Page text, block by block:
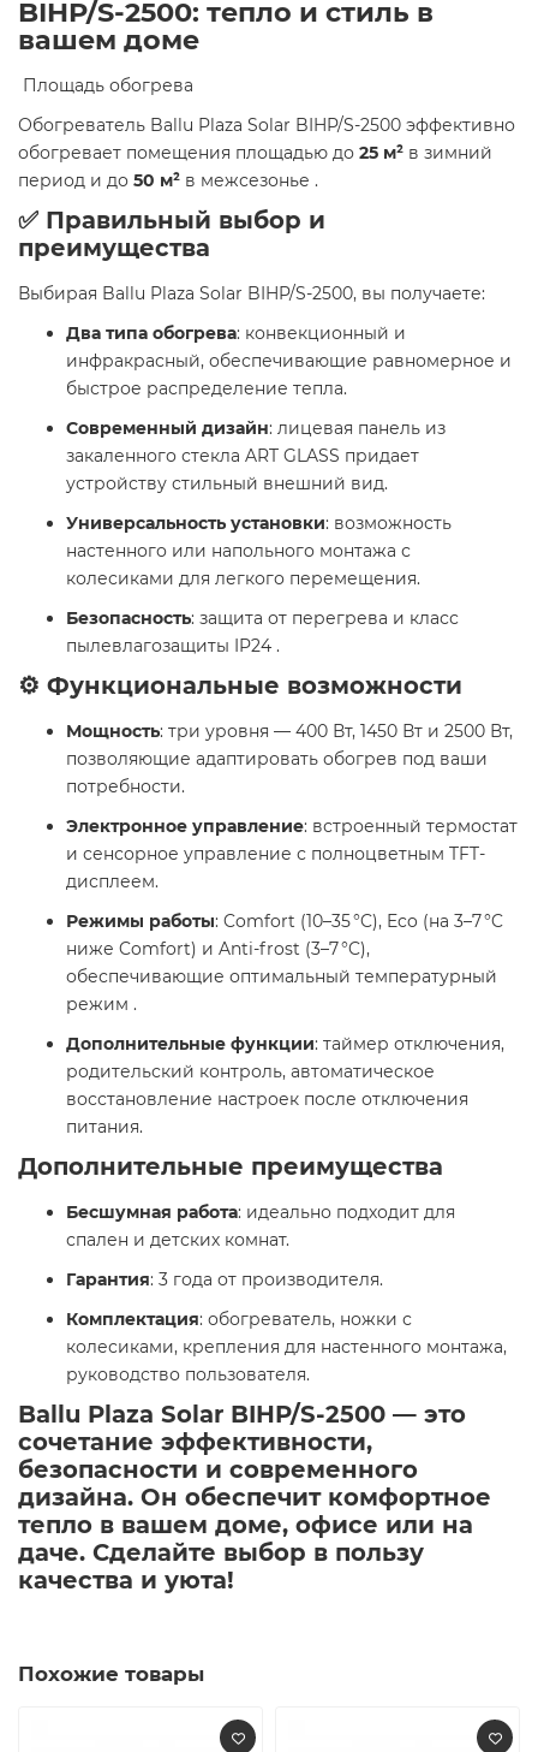
BIHP/S-2500: тепло и стиль в
вашем доме
​ Площадь обогрева
Обогреватель Ballu Plaza Solar BIHP/S-2500 эффективно
обогревает помещения площадью до 25 м² в зимний
период и до 50 м² в межсезонье .​
✅ Правильный выбор и
преимущества
Выбирая Ballu Plaza Solar BIHP/S-2500, вы получаете:​
Два типа обогрева: конвекционный и
инфракрасный, обеспечивающие равномерное и
быстрое распределение тепла.
Современный дизайн: лицевая панель из
закаленного стекла ART GLASS придает
устройству стильный внешний вид.
Универсальность установки: возможность
настенного или напольного монтажа с
колесиками для легкого перемещения.
Безопасность: защита от перегрева и класс
пылевлагозащиты IP24 .​
⚙️ Функциональные возможности
Мощность: три уровня — 400 Вт, 1450 Вт и 2500 Вт,
позволяющие адаптировать обогрев под ваши
потребности.
Электронное управление: встроенный термостат
и сенсорное управление с полноцветным TFT-
дисплеем.
Режимы работы: Comfort (10–35 °C), Eco (на 3–7 °C
ниже Comfort) и Anti-frost (3–7 °C),
обеспечивающие оптимальный температурный
режим .
Дополнительные функции: таймер отключения,
родительский контроль, автоматическое
восстановление настроек после отключения
питания.​
Дополнительные преимущества
Бесшумная работа: идеально подходит для
спален и детских комнат.
Гарантия: 3 года от производителя.
Комплектация: обогреватель, ножки с
колесиками, крепления для настенного монтажа,
руководство пользователя.​
Ballu Plaza Solar BIHP/S-2500 — это
сочетание эффективности,
безопасности и современного
дизайна. Он обеспечит комфортное
тепло в вашем доме, офисе или на
даче. Сделайте выбор в пользу
качества и уюта! ​
Похожие товары